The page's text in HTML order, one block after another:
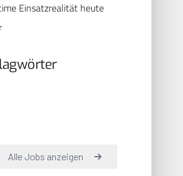
Einsatzrealität heute